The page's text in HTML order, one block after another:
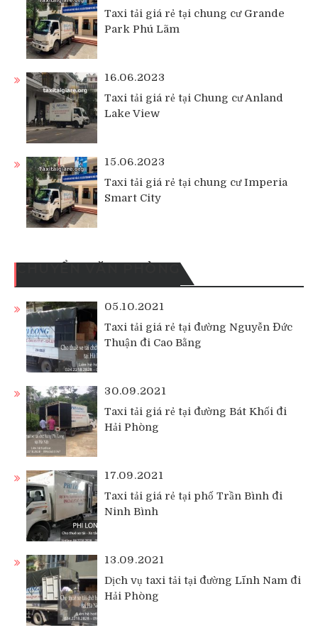
Taxi tải giá rẻ tại chung cư Grande
Park Phú Lãm
16.06.2023
Taxi tải giá rẻ tại Chung cư Anland
Lake View
15.06.2023
Taxi tải giá rẻ tại chung cư Imperia
Smart City
05.10.2021
Taxi tải giá rẻ tại đường Nguyễn Đức
Thuận đi Cao Bằng
30.09.2021
Taxi tải giá rẻ tại đường Bát Khối đi
Hải Phòng
17.09.2021
Taxi tải giá rẻ tại phố Trần Bình đi
Ninh Bình
13.09.2021
Dịch vụ taxi tải tại đường Lĩnh Nam đi
Hải Phòng